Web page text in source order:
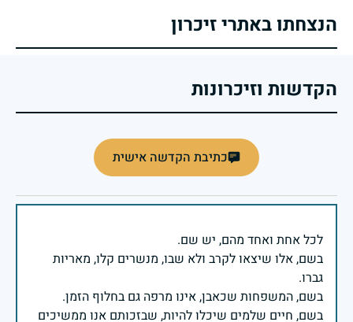
הנצחתו באתרי זיכרון
הקדשות וזיכרונות
כתיבת הקדשה אישית
בשם, אלו שיצאו לקרב ולא שבו, מנשרים קלו, מאריות
בשם, חיים שלמים שיכלו להיות, שבזכותם אנו ממשיכים